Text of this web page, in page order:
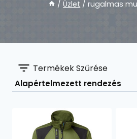
/ Üzlet / rugalmas
Termékek Szűrése